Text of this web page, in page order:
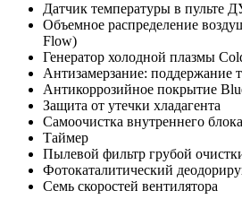
Датчик температуры в пульте
Объемное распределение
Flow)
Генератор холодной плазмы
Антизамерзание: поддержание
Антикоррозийное покрытие
Защита от утечки хладагента
Самоочистка внутреннего
Таймер
Пылевой фильтр грубой
Фотокаталитический
Семь скоростей вентилятора